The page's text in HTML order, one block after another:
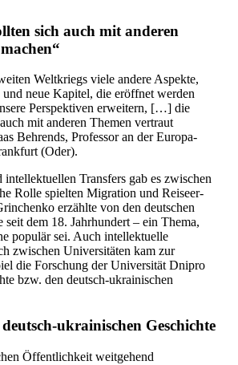
sich auch mit anderen
Weltkriegs viele andere Aspekte,
neue Kapitel, die eröffnet werden
Perspek­tiven erweitern, […] die
mit anderen Themen vertraut
Behrends, Professor an der Europa-
(Oder).
Trans­fers gab es zwi­schen
Rolle spiel­ten Migra­tion und Reise­er­
erzählte von den deutschen
dem 18. Jahrhundert – ein Thema,
populär sei. Auch intel­lek­tuelle
zwischen Univer­si­täten kam zur
die Forschung der Univer­sität Dnipro
bzw. den deutsch-ukrai­ni­schen
ukrai­ni­schen Geschichte
Öffent­lichkeit weitgehend